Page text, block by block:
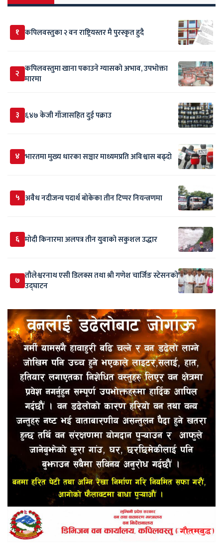
१ कपिलवस्तुका २ वन राष्ट्रियस्तर मै पुरस्कृत हुदै
२ कपिलवस्तुमा खाना पकाउने ग्यासको अभाव, उपभोक्ता
मारमा
३ ६४७ केजी गाँजासहित दुई पक्राउ
४ भारतमा मुख्य धारका सञ्चार माध्यमप्रति अविश्वास बढ्दो
५ अवैध नदीजन्य पदार्थ बोकेका तीन टिप्पर नियन्त्रणमा
६ मोदी किनारमा अलपत्र तीन युवाको सकुशल उद्धार
७ तौलेश्वरनाथ एसी डिलक्स तथा श्री गणेश चार्जिङ स्टेसनको
उद्घाटन